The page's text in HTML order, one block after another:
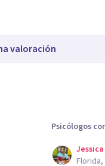
valoración
Psicólogos